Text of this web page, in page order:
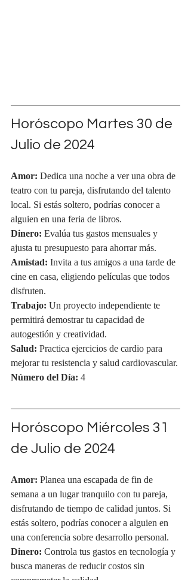
Horóscopo Martes 30 de
Julio de 2024
Amor: Dedica una noche a ver una obra de
teatro con tu pareja, disfrutando del talento
local. Si estás soltero, podrías conocer a
alguien en una feria de libros.
Dinero: Evalúa tus gastos mensuales y
ajusta tu presupuesto para ahorrar más.
Amistad: Invita a tus amigos a una tarde de
cine en casa, eligiendo películas que todos
disfruten.
Trabajo: Un proyecto independiente te
permitirá demostrar tu capacidad de
autogestión y creatividad.
Salud: Practica ejercicios de cardio para
mejorar tu resistencia y salud cardiovascular.
Número del Día: 4
Horóscopo Miércoles 31
de Julio de 2024
Amor: Planea una escapada de fin de
semana a un lugar tranquilo con tu pareja,
disfrutando de tiempo de calidad juntos. Si
estás soltero, podrías conocer a alguien en
una conferencia sobre desarrollo personal.
Dinero: Controla tus gastos en tecnología y
busca maneras de reducir costos sin